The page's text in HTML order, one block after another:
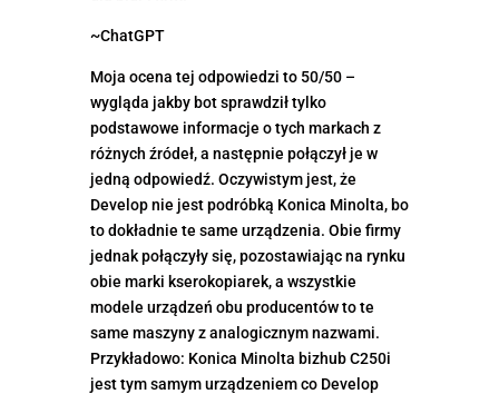
~ChatGPT
Moja ocena tej odpowiedzi to 50/50 –
wygląda jakby bot sprawdził tylko
podstawowe informacje o tych markach z
różnych źródeł, a następnie połączył je w
jedną odpowiedź. Oczywistym jest, że
Develop nie jest podróbką Konica Minolta, bo
to dokładnie te same urządzenia. Obie firmy
jednak połączyły się, pozostawiając na rynku
obie marki kserokopiarek, a wszystkie
modele urządzeń obu producentów to te
same maszyny z analogicznym nazwami.
Przykładowo: Konica Minolta bizhub C250i
jest tym samym urządzeniem co Develop